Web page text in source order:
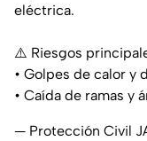
eléctrica.
⚠️ Riesgos
• Golpes de calor y
• Caída de ramas y
— Protección Civil